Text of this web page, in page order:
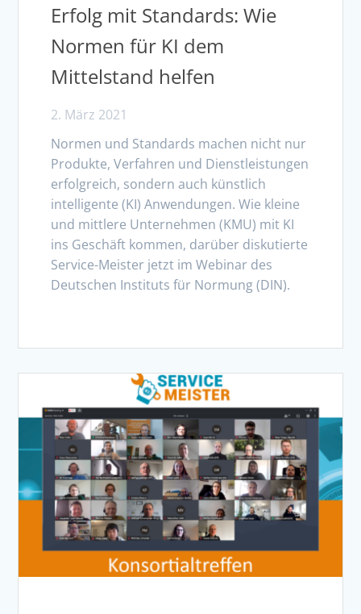
Erfolg mit Standards: Wie
Normen für KI dem
Mittelstand helfen
2. März 2021
Normen und Standards machen nicht nur
Produkte, Verfahren und Dienstleistungen
erfolgreich, sondern auch künstlich
intelligente (KI) Anwendungen. Wie kleine
und mittlere Unternehmen (KMU) mit KI
ins Geschäft kommen, darüber diskutierte
Service-Meister jetzt im Webinar des
Deutschen Instituts für Normung (DIN).